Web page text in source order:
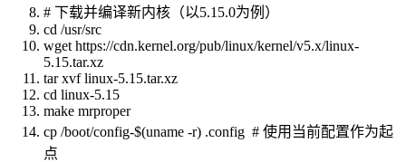
# 下载并编译新内核（以5.15.0为例）
cd /usr/src
wget https://cdn.kernel.org/pub/linux/kernel/v5.x/linux-
5.15.tar.xz
tar xvf linux-5.15.tar.xz
cd linux-5.15
make mrproper
cp /boot/config-$(uname -r) .config # 使用当前配置作为起
点